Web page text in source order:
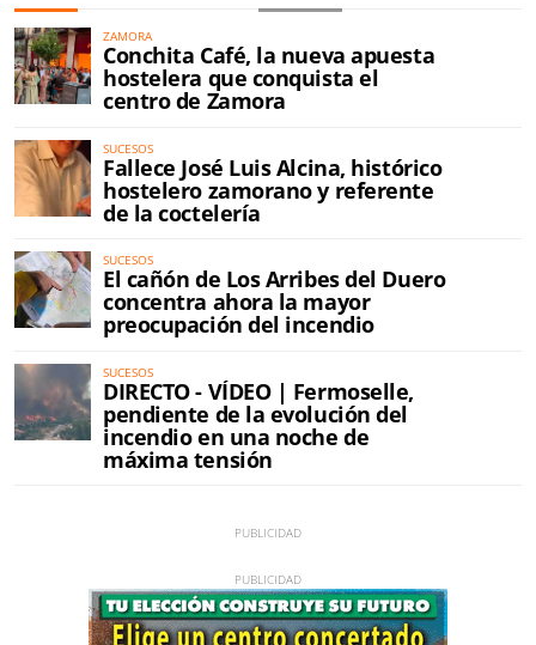
ZAMORA
Conchita Café, la nueva apuesta
hostelera que conquista el
centro de Zamora
SUCESOS
Fallece José Luis Alcina, histórico
hostelero zamorano y referente
de la coctelería
SUCESOS
El cañón de Los Arribes del Duero
concentra ahora la mayor
preocupación del incendio
SUCESOS
DIRECTO - VÍDEO | Fermoselle,
pendiente de la evolución del
incendio en una noche de
máxima tensión